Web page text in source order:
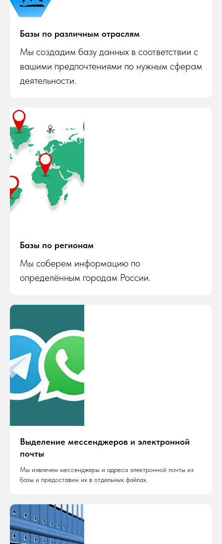
Базы по различным отраслям
Мы создадим базу данных в соответствии с
вашими предпочтениями по нужным сферам
деятельности.
Базы по регионам
Мы соберем информацию по
определённым городам России.
Выделение мессенджеров и электронной
почты
Мы извлечем мессенджеры и адреса электронной почты из
базы и предоставим их в отдельных файлах.